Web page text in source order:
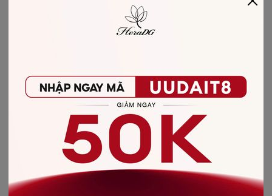
- Không giặt sản phẩm với thuốc tẩy có chứa Clo
- Không nên giặt chung các sản phẩm khác màu với nhau
- Ủi ở nhiệt độ thấp, nên lật mặt trái sản phẩm, không ủi trực tiếp lên hình
CHẤT LIỆU SẢN PHẨM
vải Tuytsi
CÓ THỂ BẠN SẼ THÍCH